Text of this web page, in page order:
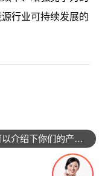
行业可持续发展的
可以介绍下你们的产品么
你们是怎么收费的呢